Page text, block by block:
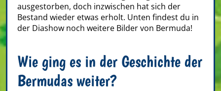
ausgestorben, doch inzwischen hat sich der
Bestand wieder etwas erholt. Unten findest du in
der Diashow noch weitere Bilder von Bermuda!
Wie ging es in der Geschichte der
Bermudas weiter?